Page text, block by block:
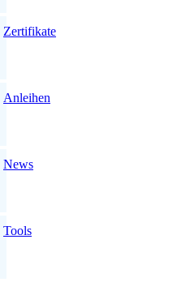
Zertifikate
Anleihen
News
Tools